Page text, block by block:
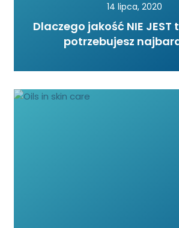
14 lipca, 2020
Dlaczego jakość NIE JEST
potrzebujesz